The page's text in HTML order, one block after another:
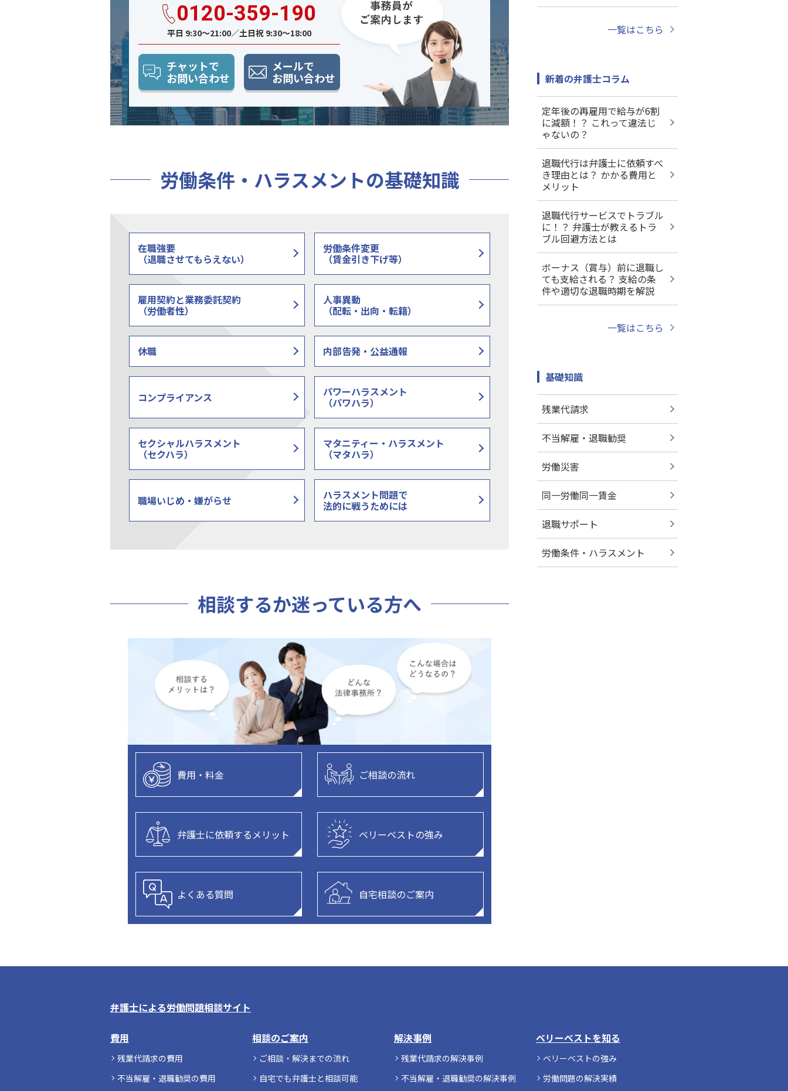
0120-359-190
平日 9:30〜21:00／土日祝 9:30〜18:00
チャットで
お問い合わせ
メールで
お問い合わせ
労働条件・ハラスメントの基礎知識
在職強要
（退職させてもらえない）
労働条件変更
（賃金引き下げ等）
雇用契約と業務委託契約
（労働者性）
人事異動
（配転・出向・転籍）
休職 内部告発・公益通報
コンプライアンス パワーハラスメント
（パワハラ）
セクシャルハラスメント
（セクハラ）
マタニティー・ハラスメント
（マタハラ）
職場いじめ・嫌がらせ ハラスメント問題で
法的に戦うためには
相談するか迷っている方へ
費用・料金 ご相談の流れ
弁護士に依頼するメリット ベリーベストの強み
よくある質問 自宅相談のご案内
一覧はこちら
新着の弁護士コラム
定年後の再雇用で給与が6割
に減額！？ これって違法じ
ゃないの？
退職代行は弁護士に依頼すべ
き理由とは？ かかる費用と
メリット
退職代行サービスでトラブル
に！？ 弁護士が教えるトラ
ブル回避方法とは
ボーナス（賞与）前に退職し
ても支給される？ 支給の条
件や適切な退職時期を解説
一覧はこちら
基礎知識
残業代請求
不当解雇・退職勧奨
労働災害
同一労働同一賃金
退職サポート
労働条件・ハラスメント
弁護士による労働問題相談サイト
費用
残業代請求の費用
不当解雇・退職勧奨の費用
相談のご案内
ご相談・解決までの流れ
自宅でも弁護士と相談可能
解決事例
残業代請求の解決事例
不当解雇・退職勧奨の解決事例
ベリーベストを知る
ベリーベストの強み
労働問題の解決実績